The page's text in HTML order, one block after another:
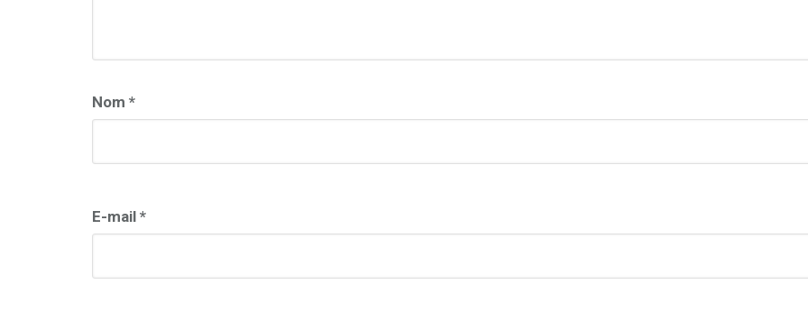
Nom *
E-mail *